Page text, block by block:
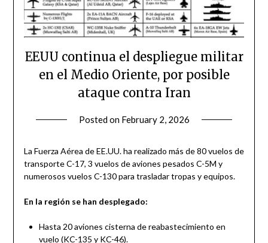
EEUU continua el despliegue militar
en el Medio Oriente, por posible
ataque contra Iran
Posted on February 2, 2026
La Fuerza Aérea de EE.UU. ha realizado más de 80 vuelos de
transporte C-17, 3 vuelos de aviones pesados C-5M y
numerosos vuelos C-130 para trasladar tropas y equipos.
En la región se han desplegado:
Hasta 20 aviones cisterna de reabastecimiento en
vuelo (KC-135 y KC-46).